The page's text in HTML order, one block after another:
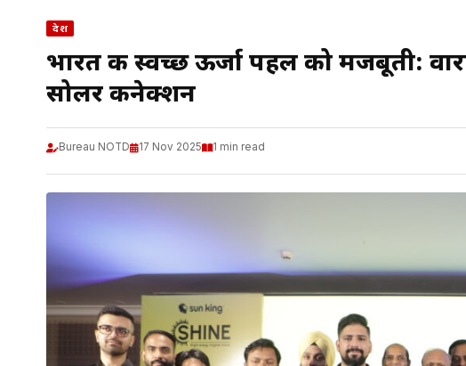
देश
भारत की स्वच्छ ऊर्जा पहल को मजबूती:
सोलर कनेक्शन
Bureau NOTD 17 Nov 2025 1 min read